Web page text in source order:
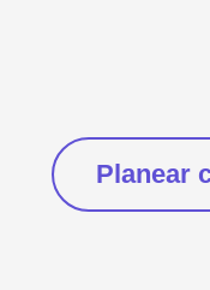
Planear